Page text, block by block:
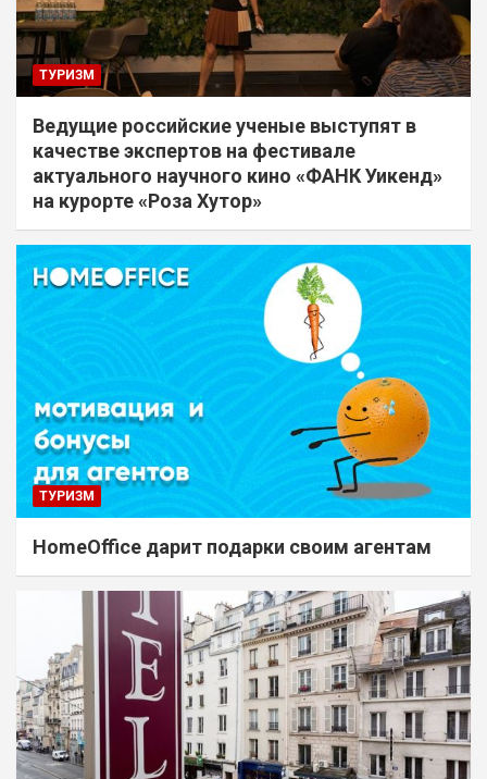
ТУРИЗМ
Ведущие российские ученые выступят в
качестве экспертов на фестивале
актуального научного кино «ФАНК Уикенд»
на курорте «Роза Хутор»
ТУРИЗМ
HomeOffice дарит подарки своим агентам